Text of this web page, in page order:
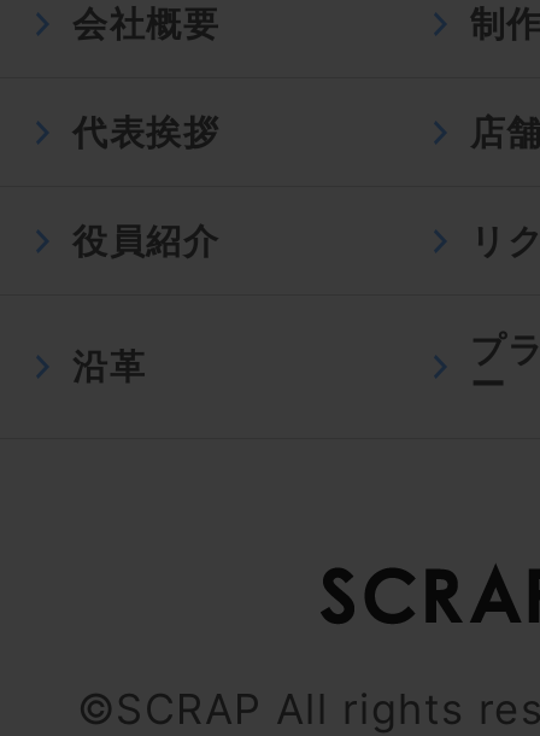
会社概要 制
代表挨拶 店
役員紹介 リ
沿革
プ
ー
©SCRAP All rights